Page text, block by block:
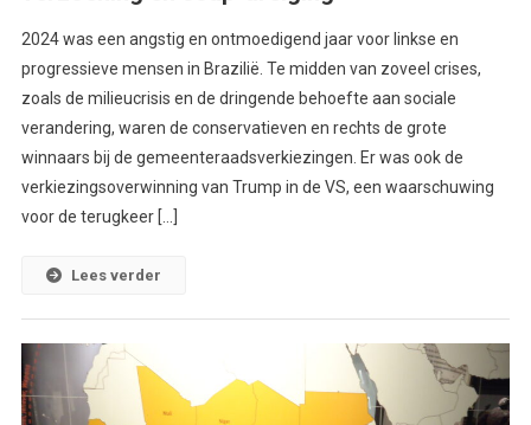
2024 was een angstig en ontmoedigend jaar voor linkse en
progressieve mensen in Brazilië. Te midden van zoveel crises,
zoals de milieucrisis en de dringende behoefte aan sociale
verandering, waren de conservatieven en rechts de grote
winnaars bij de gemeenteraadsverkiezingen. Er was ook de
verkiezingsoverwinning van Trump in de VS, een waarschuwing
voor de terugkeer […]
Lees verder